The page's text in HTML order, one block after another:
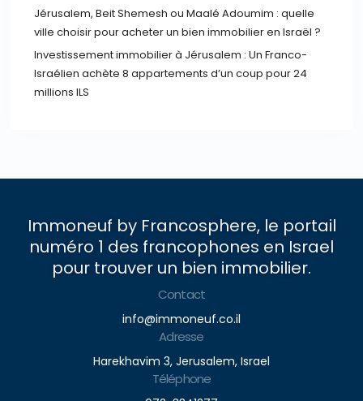
Jérusalem, Beit Shemesh ou Maalé Adoumim : quelle
ville choisir pour acheter un bien immobilier en Israël ?
Investissement immobilier à Jérusalem : Un Franco-
Israélien achète 8 appartements d’un coup pour 24
millions ILS
Immoneuf by Francosphere, le portail
numéro 1 des francophones en Israel
pour trouver un bien immobilier.
Contact
info@immoneuf.co.il
Adresse
Harekhavim 3, Jerusalem, Israel
Téléphone